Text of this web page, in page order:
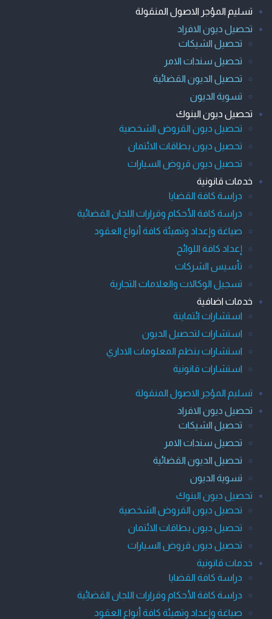
تسليم المؤجر الاصول المنقولة
تحصيل ديون الافراد
تحصيل الشيكات
تحصيل سندات الامر
تحصيل الديون القضائية
تسوية الديون
تحصيل ديون البنوك
تحصيل ديون القروض الشخصية
تحصيل ديون بطاقات الائتمان
تحصيل ديون قروض السيارات
خدمات قانونية
دراسة كافة القضايا
دراسة كافة الأحكام وقرارات اللجان القضائية
صياغة وإعداد وتهيئة كافة أنواع العقود
إعداد كافة اللوائح
تأسيس الشركات
تسجيل الوكالات والعلامات التجارية
خدمات اضافية
استشارات ائتماينة
استشارات لتحصيل الديون
استشارات بنظم المعلومات الاداري
استشارات قانونية
تسليم المؤجر الاصول المنقولة
تحصيل ديون الافراد
تحصيل الشيكات
تحصيل سندات الامر
تحصيل الديون القضائية
تسوية الديون
تحصيل ديون البنوك
تحصيل ديون القروض الشخصية
تحصيل ديون بطاقات الائتمان
تحصيل ديون قروض السيارات
خدمات قانونية
دراسة كافة القضايا
دراسة كافة الأحكام وقرارات اللجان القضائية
صياغة وإعداد وتهيئة كافة أنواع العقود